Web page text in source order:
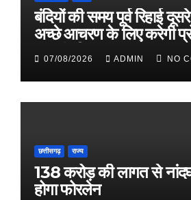
बंदियों की समय पूर्व रिहाई
अच्छे आचरण के लिए करेगी
मुख्यमंत्री डॉ. यादव
07/08/2026 ADMIN NO
छत्तीसगढ़ राज्य
138 करोड़ की लागत से
होगा फोरलेन